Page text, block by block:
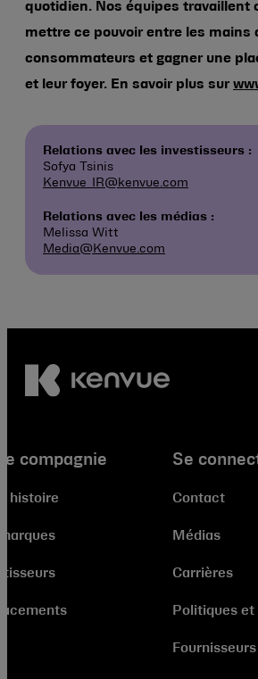
quotidien. Nos équipes travaillent
mettre ce pouvoir entre les mains
consommateurs et gagner une
et leur foyer. En savoir plus sur
Relations avec les investisseurs :
Sofya Tsinis
Kenvue_IR@kenvue.com
Relations avec les médias :
Melissa Witt
Media@Kenvue.com
compagnie
histoire
Se
Contact
Médias
Carrières
Politiques et
Fournisseurs